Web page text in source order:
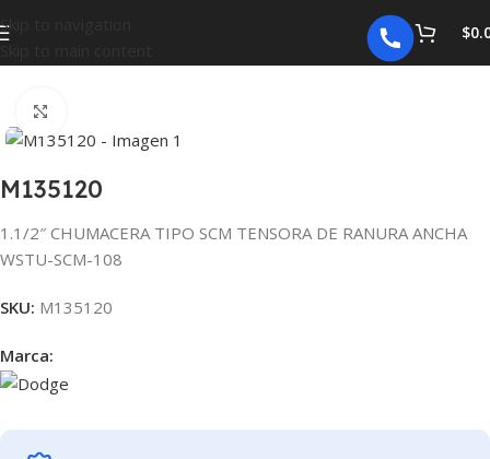
Skip to navigation
$
M135120
1.1/2″ CHUMACERA TIPO SCM TENSORA DE RANURA ANCHA
WSTU-SCM-108
SKU: M135120
Marca: